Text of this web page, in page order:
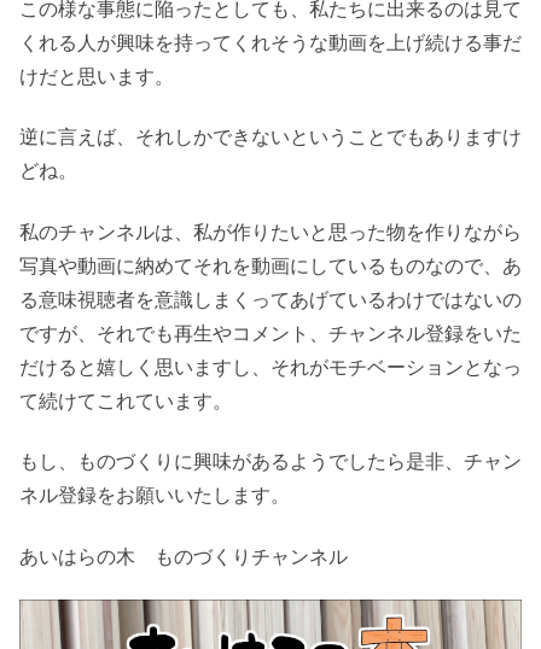
この様な事態に陥ったとしても、私たちに出来るのは見て
くれる人が興味を持ってくれそうな動画を上げ続ける事だ
けだと思います。
逆に言えば、それしかできないということでもありますけ
どね。
私のチャンネルは、私が作りたいと思った物を作りながら
写真や動画に納めてそれを動画にしているものなので、あ
る意味視聴者を意識しまくってあげているわけではないの
ですが、それでも再生やコメント、チャンネル登録をいた
だけると嬉しく思いますし、それがモチベーションとなっ
て続けてこれています。
もし、ものづくりに興味があるようでしたら是非、チャン
ネル登録をお願いいたします。
あいはらの木 ものづくりチャンネル